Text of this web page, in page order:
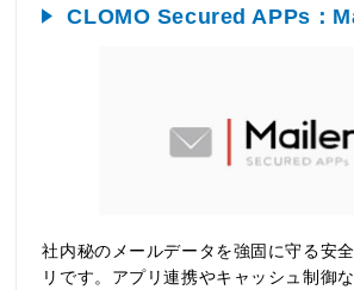
CLOMO Secured APPs：
社内秘のメールデータを強固に守る安
リです。アプリ連携やキャッシュ制御